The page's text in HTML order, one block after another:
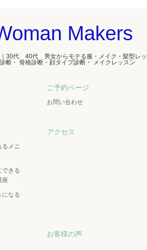
Makers
｜30代 40代 男女からモテる服・メイク・髪型レッ
断・ 骨格診断・顔タイプ診断・ メイクレッスン
ご予約ページ
お問い合わせ
るメニ
できる
座
になる
アクセス
お客様の声